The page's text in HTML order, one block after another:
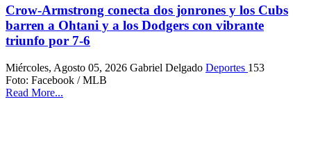
Crow-Armstrong conecta dos jonrones y los Cubs
barren a Ohtani y a los Dodgers con vibrante
triunfo por 7-6
Miércoles, Agosto 05, 2026 Gabriel Delgado Deportes 153
Foto: Facebook / MLB
Read More...